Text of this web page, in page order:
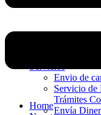
Envio de
Servicio
Trámites
Envía
Home